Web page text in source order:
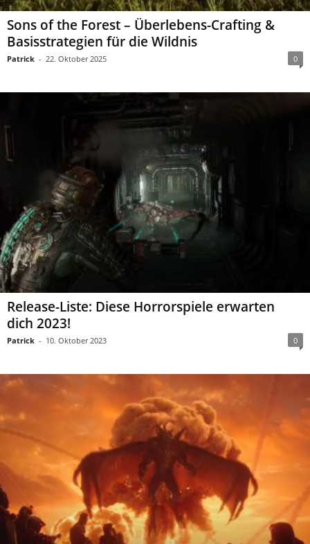
Sons of the Forest – Überlebens-Crafting &
Basisstrategien für die Wildnis
Patrick - 22. Oktober 2025 0
Release-Liste: Diese Horrorspiele erwarten
dich 2023!
Patrick - 10. Oktober 2023 0